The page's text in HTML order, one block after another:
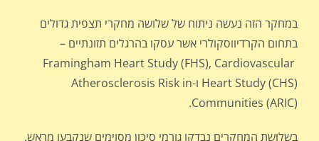
במחקר הזה נעשה ניתוח של שלושה מחקרי תצפית גדולים
בתחום הקרדיווסקולרי אשר עסקו בהרגלים תזונתיים –
Framingham Heart Study (FHS), Cardiovascular
Heart Study (CHS) ו-Atherosclerosis Risk in
Communities (ARIC).
בשלושת המחקרים נבדקו גורמי סיכון מסוימים שנקבעו מראש.